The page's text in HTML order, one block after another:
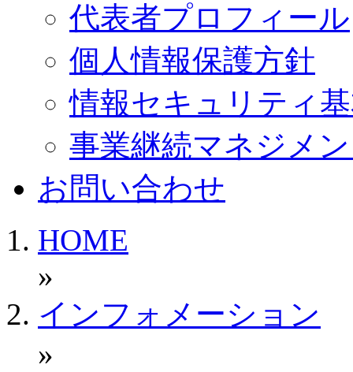
代表者プロフィール
個人情報保護方針
情報セキュリティ
事業継続マネジメ
お問い合わせ
HOME
»
インフォメーション
»